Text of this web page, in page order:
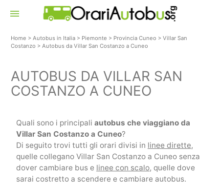
menu
Home >Autobus in Italia > Piemonte > Provincia Cuneo >Villar San
Costanzo >Autobus da Villar San Costanzo a Cuneo
AUTOBUS DA VILLAR SAN
COSTANZO A CUNEO
Quali sono i principali autobus che viaggiano da
Villar San Costanzo a Cuneo?
Di seguito trovi tutti gli orari divisi in linee dirette,
quelle collegano Villar San Costanzo a Cuneo senza
dover cambiare bus e linee con scalo, quelle dove
sarai costretto a scendere e cambiare autobus.